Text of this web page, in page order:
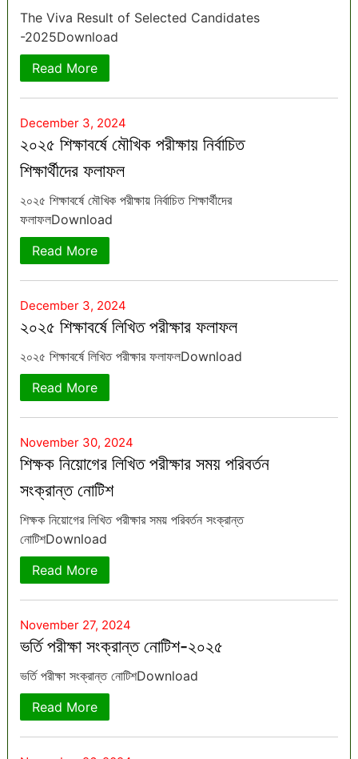
The Viva Result of Selected Candidates
-2025Download
Read More
December 3, 2024
২০২৫ শিক্ষাবর্ষে মৌখিক পরীক্ষায় নির্বাচিত
শিক্ষার্থীদের ফলাফল
২০২৫ শিক্ষাবর্ষে মৌখিক পরীক্ষায় নির্বাচিত শিক্ষার্থীদের
ফলাফলDownload
Read More
December 3, 2024
২০২৫ শিক্ষাবর্ষে লিখিত পরীক্ষার ফলাফল
২০২৫ শিক্ষাবর্ষে লিখিত পরীক্ষার ফলাফলDownload
Read More
November 30, 2024
শিক্ষক নিয়োগের লিখিত পরীক্ষার সময় পরিবর্তন
সংক্রান্ত নোটিশ
শিক্ষক নিয়োগের লিখিত পরীক্ষার সময় পরিবর্তন সংক্রান্ত
নোটিশDownload
Read More
November 27, 2024
ভর্তি পরীক্ষা সংক্রান্ত নোটিশ-২০২৫
ভর্তি পরীক্ষা সংক্রান্ত নোটিশDownload
Read More